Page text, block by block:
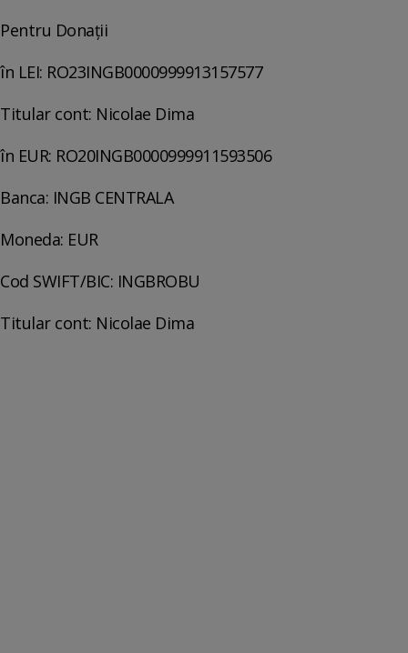
Pentru Donații
în LEI: RO23INGB0000999913157577
Titular cont: Nicolae Dima
în EUR: RO20INGB0000999911593506
Banca: INGB CENTRALA
Moneda: EUR
Cod SWIFT/BIC: INGBROBU
Titular cont: Nicolae Dima